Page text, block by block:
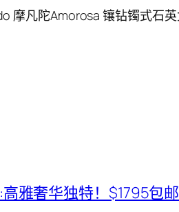
摩凡陀Amorosa 镶钻镯式石